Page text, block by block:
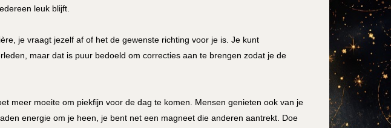
leuk blijft.
je vraagt jezelf af of het de gewenste richting voor je is. Je kunt
maar dat is puur bedoeld om correcties aan te brengen zodat je de
meer moeite om piekfijn voor de dag te komen. Mensen genieten ook van je
energie om je heen, je bent net een magneet die anderen aantrekt. Doe